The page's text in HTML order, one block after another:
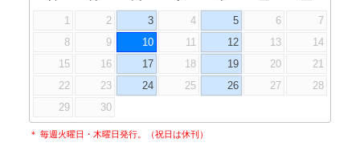
1 2 3 4 5 6
7
8
9 10 11 12 13
14
15
16 17 18 19 20
21
22
23 24 25 26 27
28
29
30
＊ 毎週火曜日・木曜日発行。（祝日は休刊）